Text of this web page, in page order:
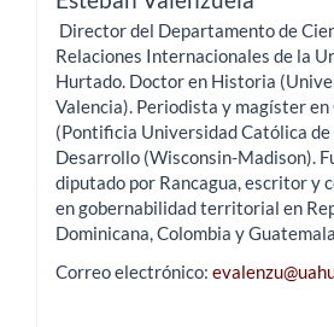
Director del Departamento de
Relaciones Internacionales de la
Hurtado. Doctor en Historia
Valencia). Periodista y magíster
(Pontificia Universidad Católica
Desarrollo (Wisconsin-Madison).
diputado por Rancagua, escritor y
en gobernabilidad territorial en
Dominicana, Colombia y
Correo electrónico: